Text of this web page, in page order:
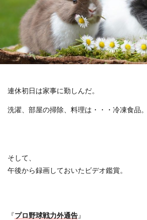
連休初日は家事に勤しんだ。
洗濯、部屋の掃除、料理は・・・冷凍食品。
そして、
午後から録画しておいたビデオ鑑賞。
『プロ野球戦力外通告』